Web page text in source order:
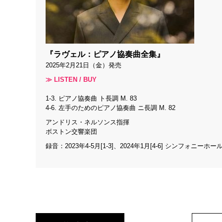
『ラヴェル：ピアノ協奏曲全集』
2025年2月21日（金）発売
≫ LISTEN / BUY
1-3. ピアノ協奏曲 ト長調 M. 83
4-6. 左手のためのピアノ協奏曲 ニ長調 M. 82
アンドリス・ネルソンス指揮
ボストン交響楽団
録音：2023年4-5月[1-3]、2024年1月[4-6] シンフォニーホー